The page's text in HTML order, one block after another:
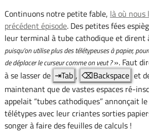
Continuons notre petite fable, là où nous
précédent épisode. Des petites fées
leur terminal à tube cathodique et dirent
puisqu'on utilise plus des télétypeuses à papier,
de déplacer le curseur comme on veut ?». Faut
à se lasser de ⇥Tab , ⌫Backspace et
maintenant que de vastes espaces ré-
appelait “tubes cathodiques” annonçait
télétypes avec leur criantes sorties
songer à faire des feuilles de calculs !